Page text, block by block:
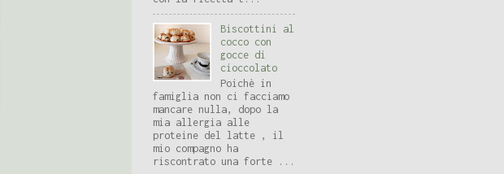
Biscottini al
cocco con
gocce di
cioccolato
Poichè in
famiglia non ci facciamo
mancare nulla, dopo la
mia allergia alle
proteine del latte , il
mio compagno ha
riscontrato una forte ...